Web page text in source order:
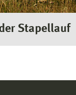
Stapellauf